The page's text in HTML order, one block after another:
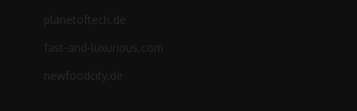
planetoftech.de
fast-and-luxurious.com
newfoodcity.de